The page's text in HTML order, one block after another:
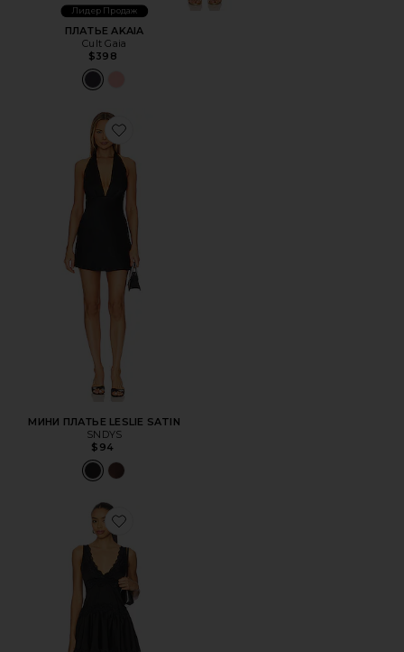
Лидер Продаж
ПЛАТЬЕ AKAIA
Cult Gaia
$398
Favorite МИНИ ПЛАТЬЕ LESLIE SATIN
МИНИ ПЛАТЬЕ LESLIE SATIN
SNDYS
$94
Favorite МИНИ КОМБИНАЦИЯ IN THIS GROOVE